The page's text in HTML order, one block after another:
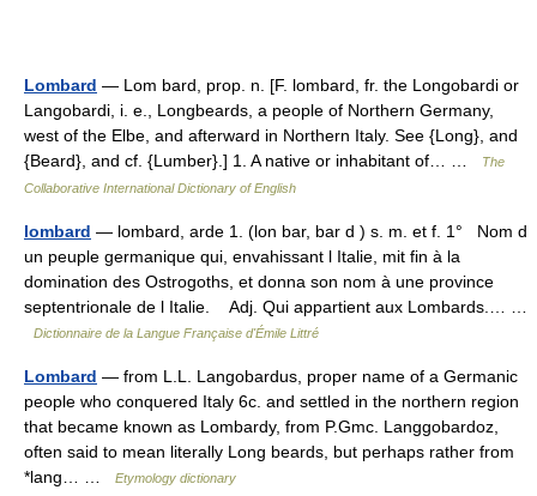
Lombard — Lom bard, prop. n. [F. lombard, fr. the Longobardi or
Langobardi, i. e., Longbeards, a people of Northern Germany,
west of the Elbe, and afterward in Northern Italy. See {Long}, and
{Beard}, and cf. {Lumber}.] 1. A native or inhabitant of… …
The
Collaborative International Dictionary of English
lombard — lombard, arde 1. (lon bar, bar d ) s. m. et f. 1° Nom d
un peuple germanique qui, envahissant l Italie, mit fin à la
domination des Ostrogoths, et donna son nom à une province
septentrionale de l Italie. Adj. Qui appartient aux Lombards.… …
Dictionnaire de la Langue Française d'Émile Littré
Lombard — from L.L. Langobardus, proper name of a Germanic
people who conquered Italy 6c. and settled in the northern region
that became known as Lombardy, from P.Gmc. Langgobardoz,
often said to mean literally Long beards, but perhaps rather from
*lang… …
Etymology dictionary